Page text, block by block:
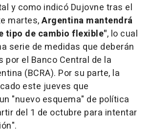
y como indicó Dujovne tras el
martes,Argentina mantendrá
tipo de cambio flexible", lo cual
serie de medidas que deberán
por el Banco Central de la
(BCRA). Por su parte, la
este jueves que
"nuevo esquema" de política
del 1 de octubre para intentar